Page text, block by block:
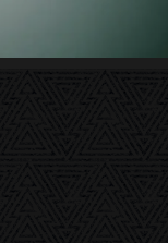
大安．晶